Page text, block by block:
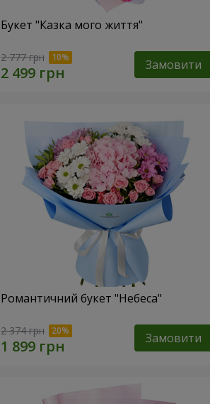
Букет "Казка мого життя"
2 777 грн Замовити
Романтичний букет "Небеса"
2 374 грн Замовити